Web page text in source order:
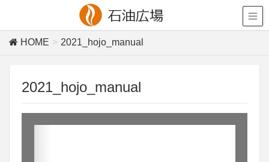
HOME 2021_hojo_manual
2021_hojo_manual